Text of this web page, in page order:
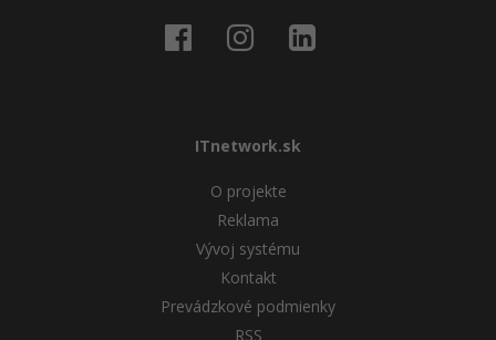
ITnetwork.sk
O projekte
Reklama
Vývoj systému
Kontakt
Prevádzkové podmienky
RSS